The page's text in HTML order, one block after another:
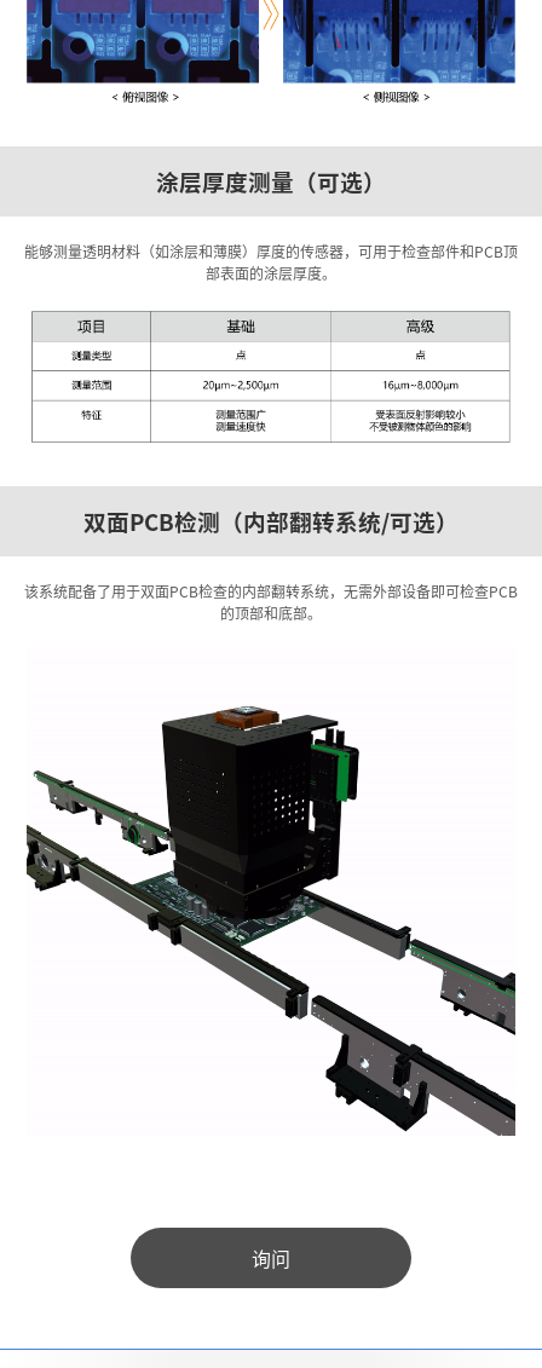
涂层厚度测量（可选）
能够测量透明材料（如涂层和薄膜）厚度的传感器，可用于检查部件和PCB顶
部表面的涂层厚度。
双面PCB检测（内部翻转系统/可选）
该系统配备了用于双面PCB检查的内部翻转系统，无需外部设备即可检查PCB
的顶部和底部。
询问